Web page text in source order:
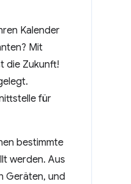
Kalender
Mit
die Zukunft!
für
bestimmte
werden. Aus
Geräten, und